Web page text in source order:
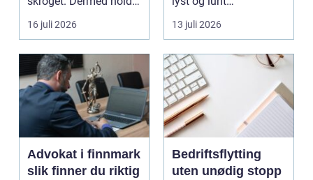
båten bedre far...
16 juli 2026
oppholdsrom nær
hagen, ogs...
13 juli 2026
Advokat i finnmark
slik finner du riktig
Bedriftsflytting
uten unødig stopp